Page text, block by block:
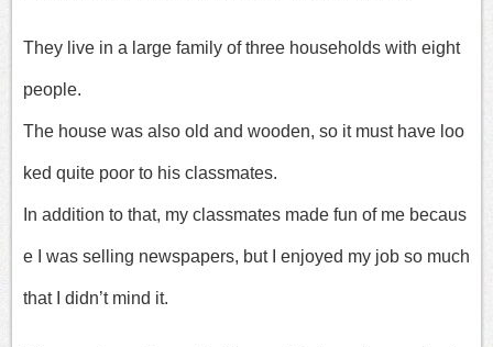
They live in a large family of three households with eight
people.
The house was also old and wooden, so it must have loo
ked quite poor to his classmates.
In addition to that, my classmates made fun of me becaus
e I was selling newspapers, but I enjoyed my job so much
that I didn’t mind it.